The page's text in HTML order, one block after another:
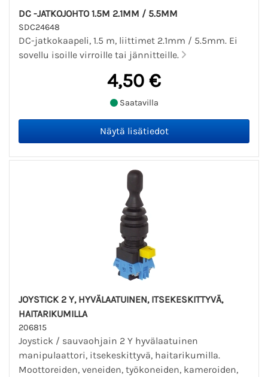
DC -JATKOJOHTO 1.5M 2.1MM / 5.5MM
SDC24648
DC-jatkokaapeli, 1.5 m, liittimet 2.1mm / 5.5mm. Ei
sovellu isoille virroille tai jännitteille.
4,50 €
Saatavilla
JOYSTICK 2 Y, HYVÄLAATUINEN, ITSEKESKITTYVÄ,
HAITARIKUMILLA
206815
Joystick / sauvaohjain 2 Y hyvälaatuinen
manipulaattori, itsekeskittyvä, haitarikumilla.
Moottoreiden, veneiden, työkoneiden, kameroiden,